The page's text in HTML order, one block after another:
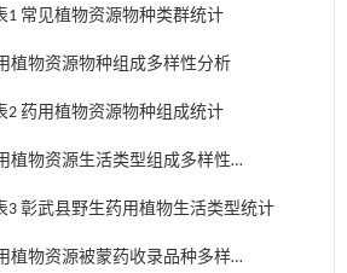
1 常见植物资源物种类群统计
植物资源物种组成多样性分析
2 药用植物资源物种组成统计
植物资源生活类型组成多样性
3 彰武县野生药用植物生活类型统计
植物资源被蒙药收录品种多样